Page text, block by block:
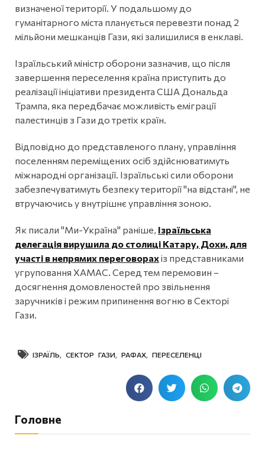
визначеної території. У подальшому до
гуманітарного міста планується перевезти понад 2
мільйони мешканців Гази, які залишилися в енклаві.
Ізраїльський міністр оборони зазначив, що після
завершення переселення країна приступить до
реалізації ініціативи президента США Дональда
Трампа, яка передбачає можливість еміграції
палестинців з Гази до третіх країн.
Відповідно до представленого плану, управління
поселенням переміщених осіб здійснюватимуть
міжнародні організації. Ізраїльські сили оборони
забезпечуватимуть безпеку території "на відстані", не
втручаючись у внутрішнє управління зоною.
Як писали "Ми-Україна" раніше, Ізраїльська
делегація вирушила до столиці Катару, Дохи, для
участі в непрямих переговорахіз представниками
угруповання ХАМАС. Серед тем перемовин –
досягнення домовленостей про звільнення
заручників і режим припинення вогню в Секторі
Гази.
ІЗРАЇЛЬ СЕКТОР ГАЗИ РАФАХ ПЕРЕСЕЛЕНЦІ
Головне